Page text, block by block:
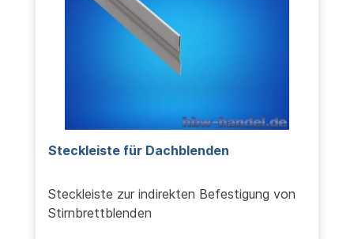
Steckleiste für Dachblenden
Steckleiste zur indirekten Befestigung von
Stirnbrettblenden